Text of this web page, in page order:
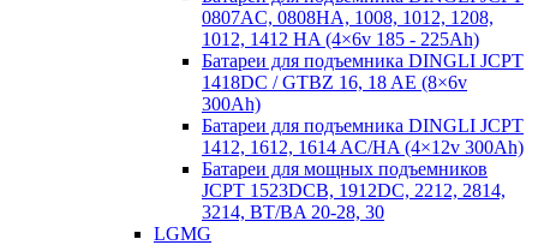
0807AC, 0808HA, 1008, 1012, 1208,
1012, 1412 HA (4×6v 185 - 225Ah)
Батареи для подъемника DINGLI JCPT
1418DC / GTBZ 16, 18 AE (8×6v
300Ah)
Батареи для подъемника DINGLI JCPT
1412, 1612, 1614 AC/HA (4×12v 300Ah)
Батареи для мощных подъемников
JCPT 1523DCB, 1912DC, 2212, 2814,
3214, BT/BA 20-28, 30
LGMG